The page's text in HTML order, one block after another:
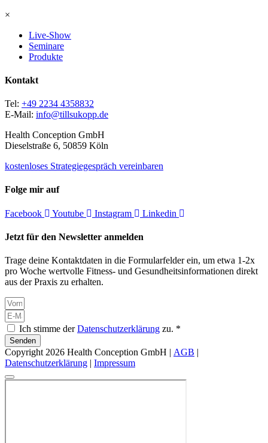
×
Live-Show
Seminare
Produkte
Kontakt
Tel: +49 2234 4358832
E-Mail: info@tillsukopp.de
Health Conception GmbH
Dieselstraße 6, 50859 Köln
kostenloses Strategiegespräch vereinbaren
Folge mir auf
Facebook Youtube Instagram Linkedin
Jetzt für den Newsletter anmelden
Trage deine Kontaktdaten in die Formularfelder ein, um etwa 1-2x
pro Woche wertvolle Fitness- und Gesundheitsinformationen direkt
aus der Praxis zu erhalten.
Ich stimme derDatenschutzerklärung zu. *
Senden
Copyright 2026 Health Conception GmbH | AGB |
Datenschutzerklärung | Impressum